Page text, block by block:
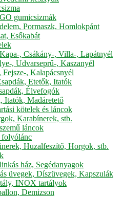
gumicsizmák
Pormaszk, Homlokpánt
Esőkabát
, Csákány-, Villa-, Lapátnyél
, Udvarseprű-, Kaszanyél
Fejsze-, Kalapácsnyél
Etetők, Itatók
Élvefogók
Itatók, Madáretető
kötelek és láncok
Karabínerek, stb.
láncok
folyólánc
Huzalfeszítő, Horgok, stb.
ház, Segédanyagok
üvegek, Díszüvegek, Kapszulák
INOX tartályok
Demizson